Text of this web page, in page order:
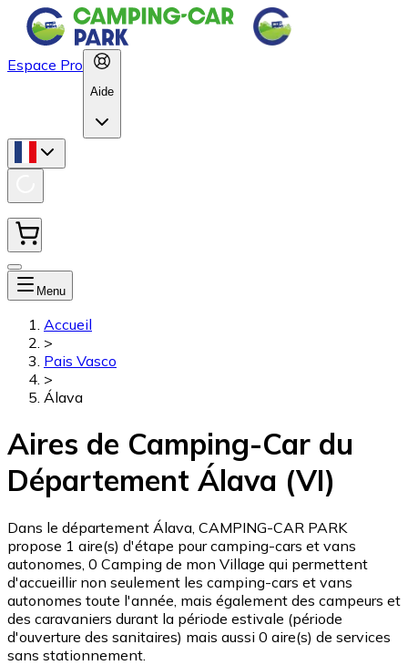
Espace Pro
Aide
Menu
Accueil
>
Pais Vasco
>
Álava
Aires de Camping-Car du
Département Álava (VI)
Dans le département Álava, CAMPING-CAR PARK
propose 1 aire(s) d'étape pour camping-cars et vans
autonomes, 0 Camping de mon Village qui permettent
d'accueillir non seulement les camping-cars et vans
autonomes toute l'année, mais également des campeurs et
des caravaniers durant la période estivale (période
d'ouverture des sanitaires) mais aussi 0 aire(s) de services
sans stationnement.